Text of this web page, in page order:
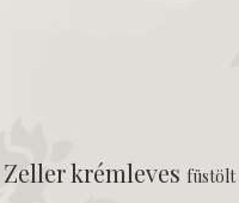
Zeller krémleves füstölt